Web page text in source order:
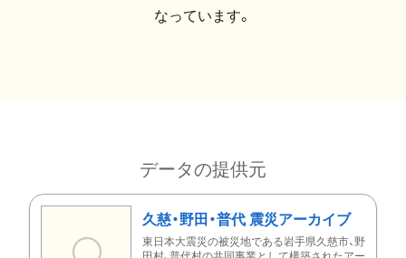
なっています。
データの提供元
久慈・野田・普代 震災アーカイブ
東日本大震災の被災地である岩手県久慈市、野